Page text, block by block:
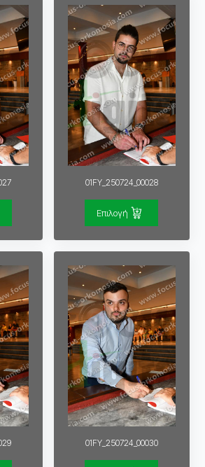
01FY_250724_00028
Επιλογή
01FY_250724_00030